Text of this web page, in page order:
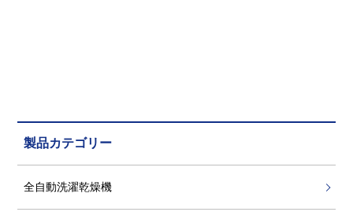
製品カテゴリー
全自動洗濯乾燥機